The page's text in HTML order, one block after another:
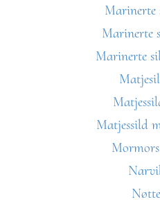
Marinerte
Marinerte
Marinerte
Matjessild